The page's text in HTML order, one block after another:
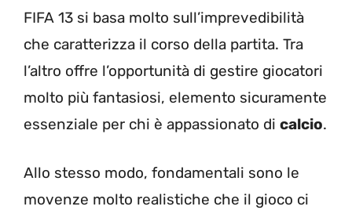
FIFA 13 si basa molto sull’imprevedibilità
che caratterizza il corso della partita. Tra
l’altro offre l’opportunità di gestire giocatori
molto più fantasiosi, elemento sicuramente
essenziale per chi è appassionato di calcio.
Allo stesso modo, fondamentali sono le
movenze molto realistiche che il gioco ci